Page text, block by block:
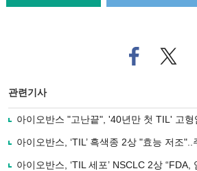
페
이
로
기
사
유
트위
터로
관련기사
아이오반스 "고난끝", '40년만 첫 TIL' 고형
아이오반스, ‘TIL’ 흑색종 2상 "효능 저조
아이오반스, ‘TIL 세포’ NSCLC 2상 “FDA,